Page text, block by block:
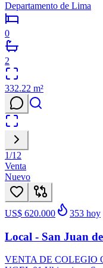
Departamento de Lima
0
2
332.22 m²
1/12
Venta
Nuevo
US$ 620.000 353 hoy
Local - San Juan
VENTA DE COLEGIO